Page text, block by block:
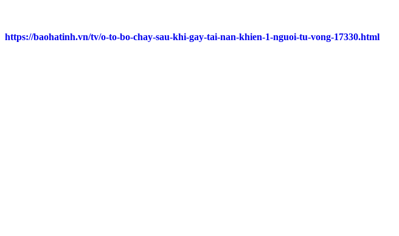
https://baohatinh.vn/tv/o-to-bo-chay-sau-khi-gay-tai-nan-khien-1-nguoi-tu-vong-17330.html